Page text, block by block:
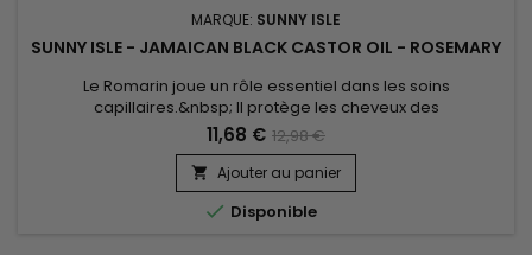
MARQUE: SUNNY ISLE
SUNNY ISLE - JAMAICAN BLACK CASTOR OIL - ROSEMARY
Le Romarin joue un rôle essentiel dans les soins
capillaires.&nbsp; Il protège les cheveux des
pellicules.&nbsp; Donc, pour ceux/celles d'entre vous qui
aiment un parfum doux et frais sur la peau et/ou des cheveux
sains, alors cette combinaison est faite pour vous.Quantité :
118ml
11,68 € 12,98 €
 Ajouter au panier
 Disponible